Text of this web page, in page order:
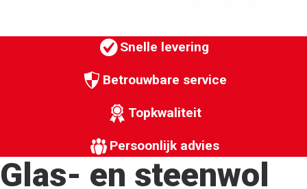
Snelle levering
Betrouwbare service
Topkwaliteit
Persoonlijk advies
Glas- en steenwol